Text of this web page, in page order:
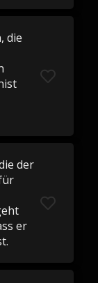
die
der
er